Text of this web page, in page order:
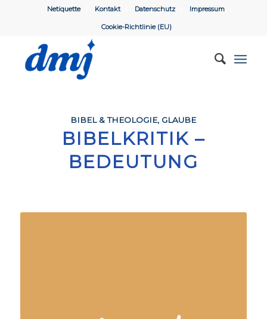
Netiquette Kontakt Datenschutz Impressum
Cookie-Richtlinie (EU)
BIBEL & THEOLOGIE, GLAUBE
BIBELKRITIK –
BEDEUTUNG